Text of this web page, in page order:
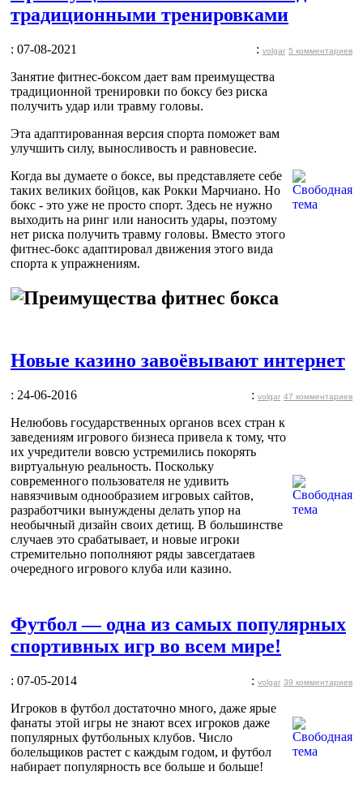
традиционными тренировками
: 07-08-2021 : volgar 5 комментариев
Занятие фитнес-боксом дает вам преимущества
традиционной тренировки по боксу без риска
получить удар или травму головы.
Эта адаптированная версия спорта поможет вам
улучшить силу, выносливость и равновесие.
Когда вы думаете о боксе, вы представляете себе
таких великих бойцов, как Рокки Марчиано. Но
бокс - это уже не просто спорт. Здесь не нужно
выходить на ринг или наносить удары, поэтому
нет риска получить травму головы. Вместо этого
фитнес-бокс адаптировал движения этого вида
спорта к упражнениям.
Новые казино завоёвывают интернет
: 24-06-2016 : volgar 47 комментариев
Нелюбовь государственных органов всех стран к
заведениям игрового бизнеса привела к тому, что
их учредители вовсю устремились покорять
виртуальную реальность. Поскольку
современного пользователя не удивить
навязчивым однообразием игровых сайтов,
разработчики вынуждены делать упор на
необычный дизайн своих детищ. В большинстве
случаев это срабатывает, и новые игроки
стремительно пополняют ряды завсегдатаев
очередного игрового клуба или казино.
Футбол — одна из самых популярных
спортивных игр во всем мире!
: 07-05-2014 : volgar 39 комментариев
Игроков в футбол достаточно много, даже ярые
фанаты этой игры не знают всех игроков даже
популярных футбольных клубов. Число
болельщиков растет с каждым годом, и футбол
набирает популярность все больше и больше!